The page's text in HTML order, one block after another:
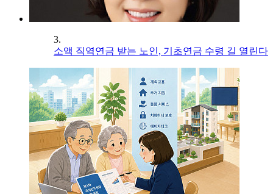
3.
소액 직역연금 받는 노인, 기초연금 수령 길 열린다